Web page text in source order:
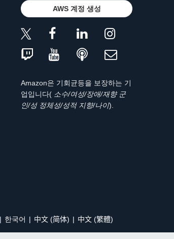
AWS 계정 생성
Amazon은 기회균등을 보장하는 기
업입니다( 소수/여성/장애/재향 군
인/성 정체성/성적 지향/나이).
한국어 中文 (简体) 中文 (繁體)